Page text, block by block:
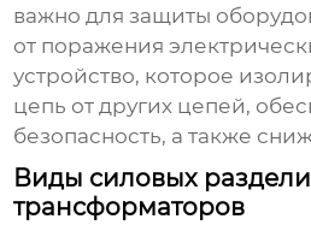
важно для защиты
от поражения
устройство, которое
цепь от других цепей,
безопасность, а также
Виды силовых
трансформаторов